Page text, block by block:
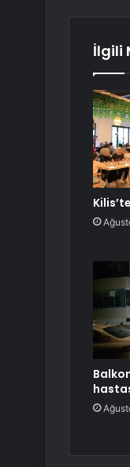
İlgili